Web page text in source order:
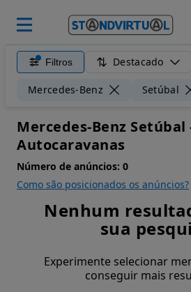
Filtros Destacado
Mercedes-Benz Setúbal
Mercedes-Benz Setúbal
Autocaravanas
Número de anúncios: 0
Como são posicionados os anúncios?
Nenhum
sua
Experimente selecionar
conseguir mais